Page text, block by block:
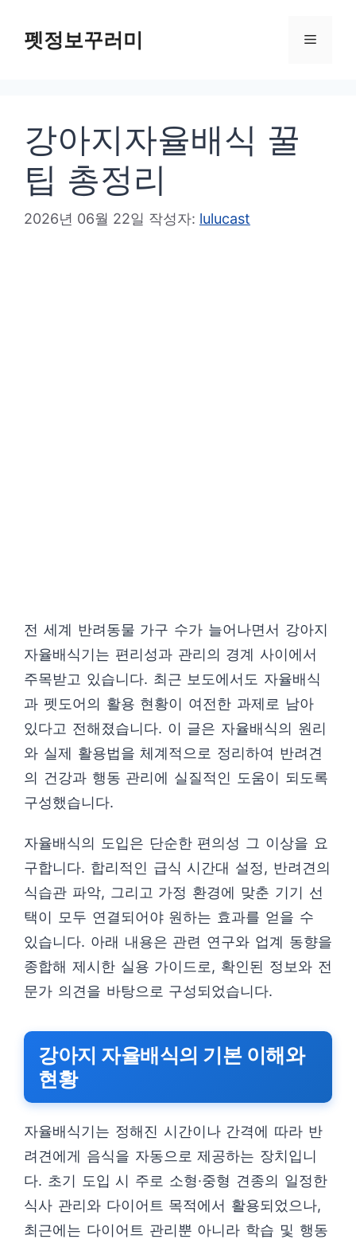
펫정보꾸러미 메
강아지자율배식 꿀
팁 총정리
2026년 06월 22일 작성자: lulucast
전 세계 반려동물 가구 수가 늘어나면서 강아지
자율배식기는 편리성과 관리의 경계 사이에서
주목받고 있습니다. 최근 보도에서도 자율배식
과 펫도어의 활용 현황이 여전한 과제로 남아
있다고 전해졌습니다. 이 글은 자율배식의 원리
와 실제 활용법을 체계적으로 정리하여 반려견
의 건강과 행동 관리에 실질적인 도움이 되도록
구성했습니다.
자율배식의 도입은 단순한 편의성 그 이상을 요
구합니다. 합리적인 급식 시간대 설정, 반려견의
식습관 파악, 그리고 가정 환경에 맞춘 기기 선
택이 모두 연결되어야 원하는 효과를 얻을 수
있습니다. 아래 내용은 관련 연구와 업계 동향을
종합해 제시한 실용 가이드로, 확인된 정보와 전
문가 의견을 바탕으로 구성되었습니다.
강아지 자율배식의 기본 이해와
현황
자율배식기는 정해진 시간이나 간격에 따라 반
려견에게 음식을 자동으로 제공하는 장치입니
다. 초기 도입 시 주로 소형·중형 견종의 일정한
식사 관리와 다이어트 목적에서 활용되었으나,
최근에는 다이어트 관리뿐 아니라 학습 및 행동